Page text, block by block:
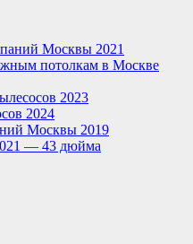
Москвы 2021
потолкам в Москве
2023
2024
Москвы 2019
— 43 дюйма